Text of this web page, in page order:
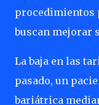
procedimientos
buscan mejorar
La baja en las
pasado, un
bariátrica